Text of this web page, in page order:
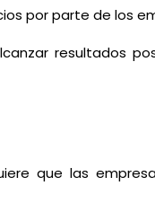
por parte de los
resultados
que las